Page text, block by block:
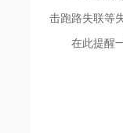
击跑路失联等
在此提醒一